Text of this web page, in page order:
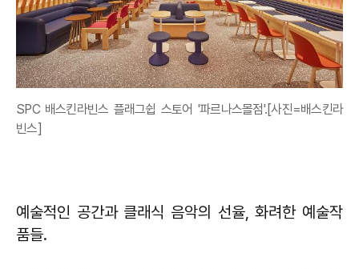
SPC 배스킨라빈스 플래그쉽 스토어 '파르나스몰점'.[사진=배스킨라
빈스]
예술적인 공간과 클래식 음악의 선율, 화려한 예술작
품들.